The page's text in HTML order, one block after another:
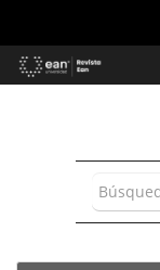
Contenido
principal